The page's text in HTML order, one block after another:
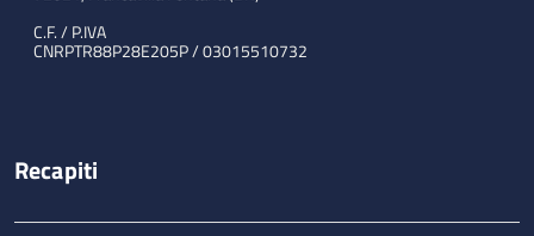
C.F. / P.IVA
CNRPTR88P28E205P / 03015510732
Recapiti